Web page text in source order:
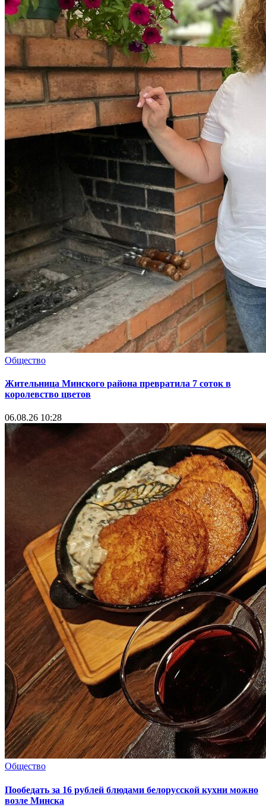
Общество
Жительница Минского района превратила 7 соток в
королевство цветов
06.08.26 10:28
Общество
Пообедать за 16 рублей блюдами белорусской кухни можно
возле Минска